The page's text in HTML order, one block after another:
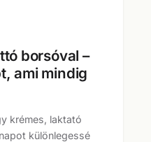
borsóval –
ami mindig
krémes, laktató
különlegessé